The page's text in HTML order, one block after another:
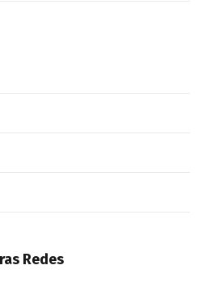
Redes